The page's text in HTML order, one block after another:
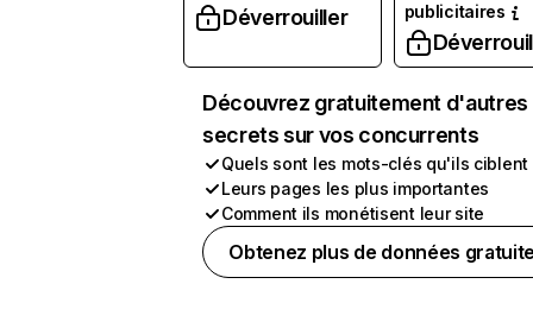
Déverrouiller
publicitaires
Découvrez gratuitement d'autres
secrets sur vos concurrents
Quels sont les mots-clés qu'ils ciblent
Leurs pages les plus importantes
Comment ils monétisent leur site
Obtenez plus de données